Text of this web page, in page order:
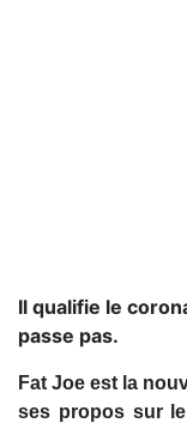
Il qualifie le
passe pas.
Fat Joe est la
ses propos sur